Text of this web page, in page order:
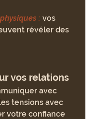
: vos
révéler des
vos relations
avec
tensions avec
votre confiance